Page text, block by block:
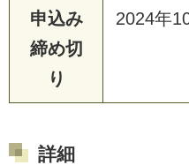
申込み
締め切
り
2024年
詳細